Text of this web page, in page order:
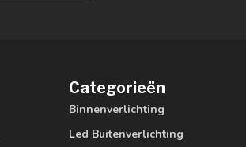
Categorieën
Binnenverlichting
Led Buitenverlichting